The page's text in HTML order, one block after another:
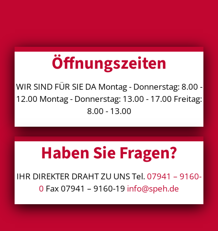
Öffnungszeiten
WIR SIND FÜR SIE DA Montag - Donnerstag: 8.00 -
12.00 Montag - Donnerstag: 13.00 - 17.00 Freitag:
8.00 - 13.00
Haben Sie Fragen?
IHR DIREKTER DRAHT ZU UNS Tel.07941 – 9160-
0 Fax 07941 – 9160-19 info@speh.de